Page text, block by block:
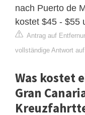
nach Puerto de
kostet $45 - $55
Antrag auf
vollständige Antwort
Was kostet
Gran